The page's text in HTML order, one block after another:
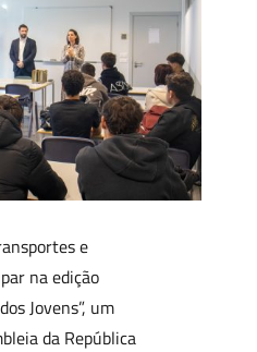
e
na edição
Jovens”, um
da República